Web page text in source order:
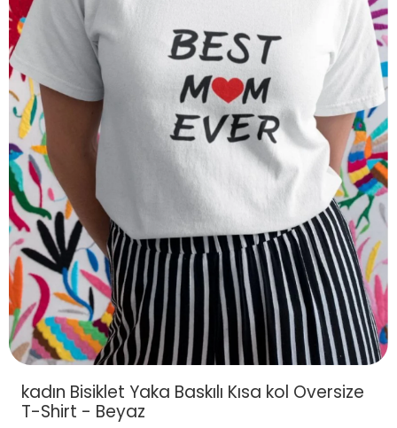
kadın Bisiklet Yaka Baskılı Kısa kol Oversize
T-Shirt - Beyaz